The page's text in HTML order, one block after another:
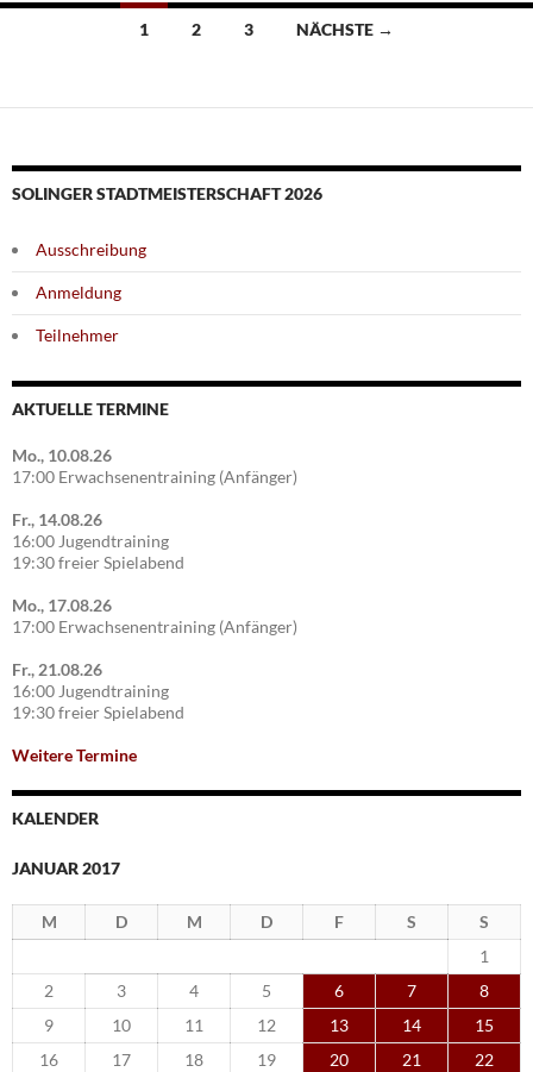
Beitragsnavigation
1 2 3 NÄCHSTE →
SOLINGER STADTMEISTERSCHAFT 2026
Ausschreibung
Anmeldung
Teilnehmer
AKTUELLE TERMINE
Mo., 10.08.26
17:00 Erwachsenentraining (Anfänger)
Fr., 14.08.26
16:00 Jugendtraining
19:30 freier Spielabend
Mo., 17.08.26
17:00 Erwachsenentraining (Anfänger)
Fr., 21.08.26
16:00 Jugendtraining
19:30 freier Spielabend
Weitere Termine
KALENDER
JANUAR 2017
M D M D F S
S
1
2
3 4 5 6 7
8
9
10 11 12 13 14
15
16
17 18 19 20 21
22